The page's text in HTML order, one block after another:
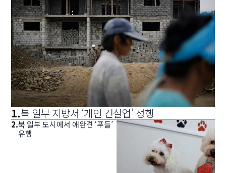
1.북 일부 지방서 ‘개인 건설업’ 성행
2.북 일부 도시에서 애완견 ‘푸들’
유행